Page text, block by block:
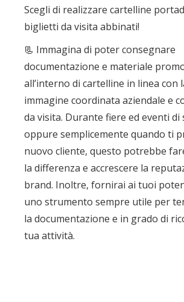
Scegli di realizzare cartelline
biglietti da visita abbinati!
📃 Immagina di poter consegnare
documentazione e materiale
all’interno di cartelline in linea con
immagine coordinata aziendale e
da visita. Durante fiere ed eventi di
oppure semplicemente quando ti
nuovo cliente, questo potrebbe
la differenza e accrescere la
brand. Inoltre, fornirai ai tuoi
uno strumento sempre utile per
la documentazione e in grado di
tua attività.